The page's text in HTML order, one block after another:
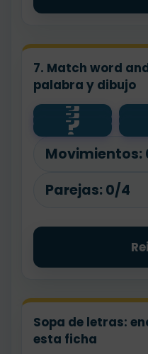
7. Match word
palabra y dibujo
?
🕟
?
half past
four
?
🕐
Movimientos:
Parejas: 0/4
Sopa de letras:
esta ficha